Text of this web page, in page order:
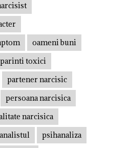
oameni buni
parinti toxici
partener narcisic
persoana narcisica
narcisica
psihanaliza